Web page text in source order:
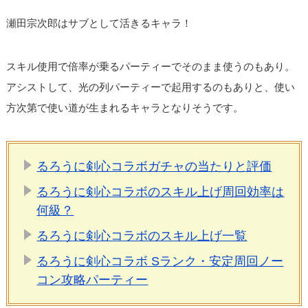
瀬田宗次郎はサブとして活きるキャラ！
スキル使用で倍率が乗るパーティーでそのまま使うのもあり。
アシストして、光の列パーティーで起用するのもありと、使い
方次第で使い道が生まれるキャラとなりそうです。
るろうに剣心コラボガチャの当たりと評価
るろうに剣心コラボのスキル上げ周回効率は
何級？
るろうに剣心コラボのスキル上げ一覧
るろうに剣心コラボ Sランク・安定周回ノー
コン攻略パーティー